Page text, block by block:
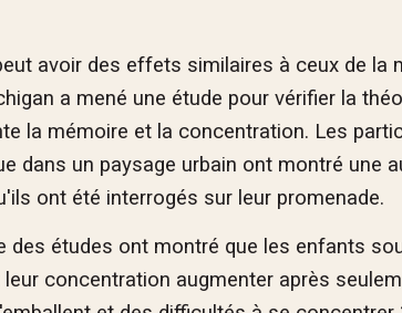
avoir des effets similaires à ceux de la
a mené une étude pour vérifier la
la mémoire et la concentration. Les
dans un paysage urbain ont montré une
ont été interrogés sur leur promenade.
des études ont montré que les enfants
concentration augmenter après